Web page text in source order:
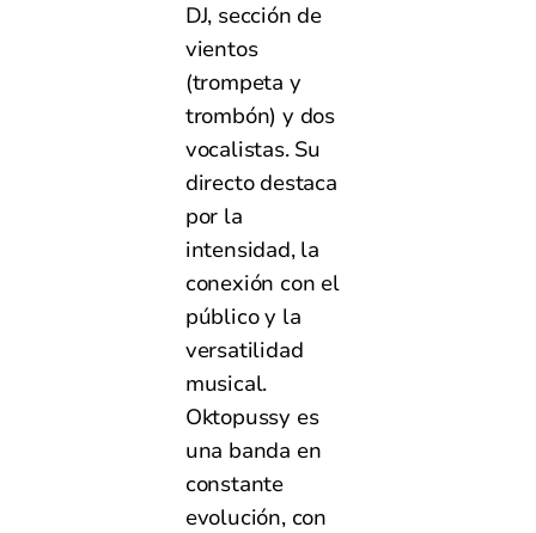
DJ, sección de
vientos
(trompeta y
trombón) y dos
vocalistas. Su
directo destaca
por la
intensidad, la
conexión con el
público y la
versatilidad
musical.
Oktopussy es
una banda en
constante
evolución, con